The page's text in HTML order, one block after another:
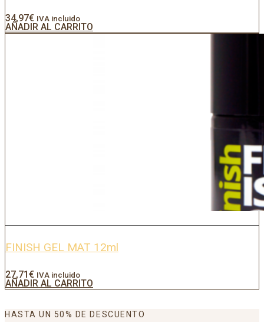
34,97€ IVA incluido
AÑADIR AL CARRITO
FINISH GEL MAT 12ml
27,71 € IVA incluido
AÑADIR AL CARRITO
HASTA UN 50% DE DESCUENTO